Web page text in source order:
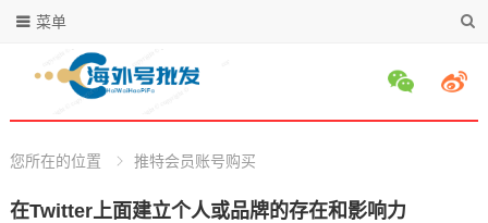
菜单
您所在的位置 推特会员账号购买
在Twitter上面建立个人或品牌的存在和影响力